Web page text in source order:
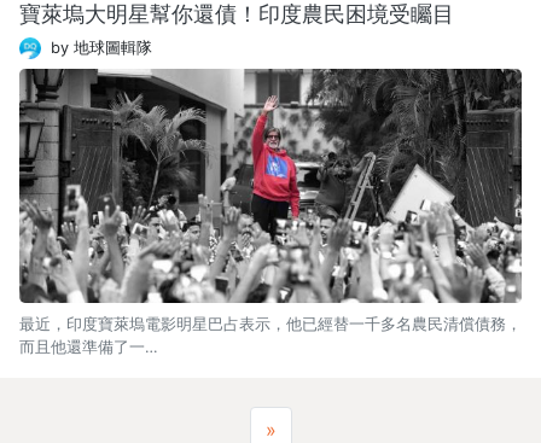
寶萊塢大明星幫你還債！印度農民困境受矚目
by 地球圖輯隊
最近，印度寶萊塢電影明星巴占表示，他已經替一千多名農民清償債務，
而且他還準備了一…
»Next